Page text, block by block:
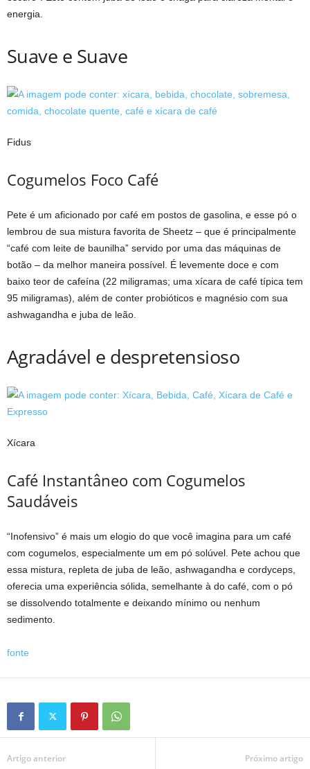
energia.
Suave e Suave
Fidus
Cogumelos Foco Café
Pete é um aficionado por café em postos de gasolina, e esse pó o
lembrou de sua mistura favorita de Sheetz – que é principalmente
“café com leite de baunilha” servido por uma das máquinas de
botão – da melhor maneira possível. É levemente doce e com
baixo teor de cafeína (22 miligramas; uma xícara de café típica tem
95 miligramas), além de conter probióticos e magnésio com sua
ashwagandha e juba de leão.
Agradável e despretensioso
Xícara
Café Instantâneo com Cogumelos
Saudáveis
“Inofensivo” é mais um elogio do que você imagina para um café
com cogumelos, especialmente um em pó solúvel. Pete achou que
essa mistura, repleta de juba de leão, ashwagandha e cordyceps,
oferecia uma experiência sólida, semelhante à do café, com o pó
se dissolvendo totalmente e deixando mínimo ou nenhum
sedimento.
fonte
Artigo anterior Próximo artigo